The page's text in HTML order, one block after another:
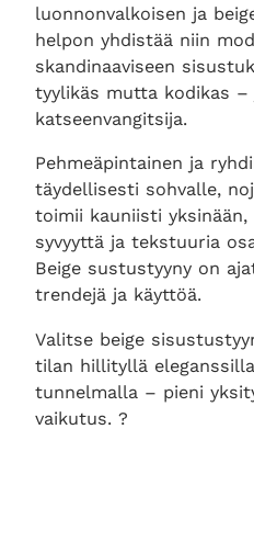
luonnonvalkoisen ja
helpon yhdistää niin
skandinaaviseen
tyylikäs mutta kodikas
katseenvangitsija.
Pehmeäpintainen ja
täydellisesti sohvalle,
toimii kauniisti
syvyyttä ja tekstuuria
Beige sustustyyny on
trendejä ja käyttöä.
Valitse beige
tilan hillityllä
tunnelmalla – pieni
vaikutus. ?